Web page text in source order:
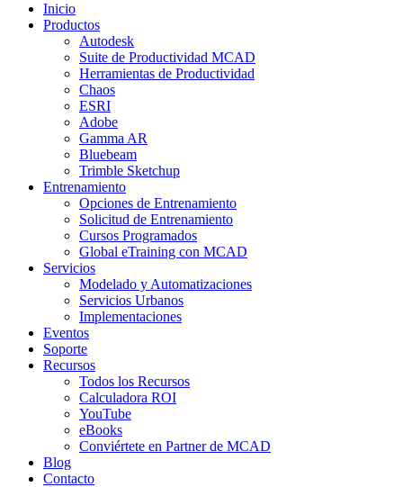
Inicio
Productos
Autodesk
Suite de Productividad MCAD
Herramientas de Productividad
Chaos
ESRI
Adobe
Gamma AR
Bluebeam
Trimble Sketchup
Entrenamiento
Opciones de Entrenamiento
Solicitud de Entrenamiento
Cursos Programados
Global eTraining con MCAD
Servicios
Modelado y Automatizaciones
Servicios Urbanos
Implementaciones
Eventos
Soporte
Recursos
Todos los Recursos
Calculadora ROI
YouTube
eBooks
Conviértete en Partner de MCAD
Blog
Contacto